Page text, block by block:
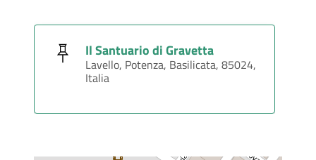
Il Santuario di Gravetta
Lavello, Potenza, Basilicata, 85024,
Italia